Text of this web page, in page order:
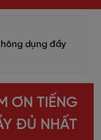
dụng đầy
ƠN TIẾNG
ĐỦ NHẤT